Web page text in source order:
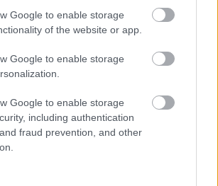
Google to enable storage
of the website or app.
Google to enable storage
Google to enable storage
including authentication
fraud prevention, and other